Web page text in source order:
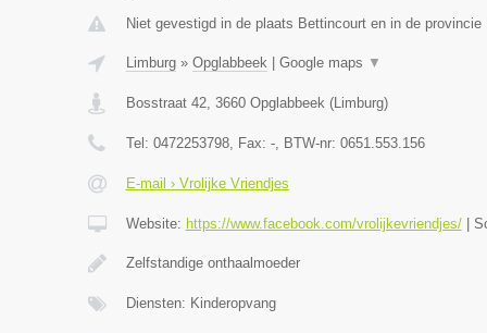
Niet gevestigd in de plaats Bettincourt en in de provincie
Limburg» Opglabbeek| Google maps ▼
Bosstraat 42, 3660 Opglabbeek(Limburg)
Tel: 0472253798, Fax: -, BTW-nr: 0651.553.156
E-mail › Vrolijke Vriendjes
Website: https://www.facebook.com/vrolijkevriendjes/|
Zelfstandige onthaalmoeder
Diensten: Kinderopvang